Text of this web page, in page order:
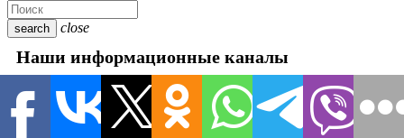
search close
Наши информационные каналы
Новости
Авто